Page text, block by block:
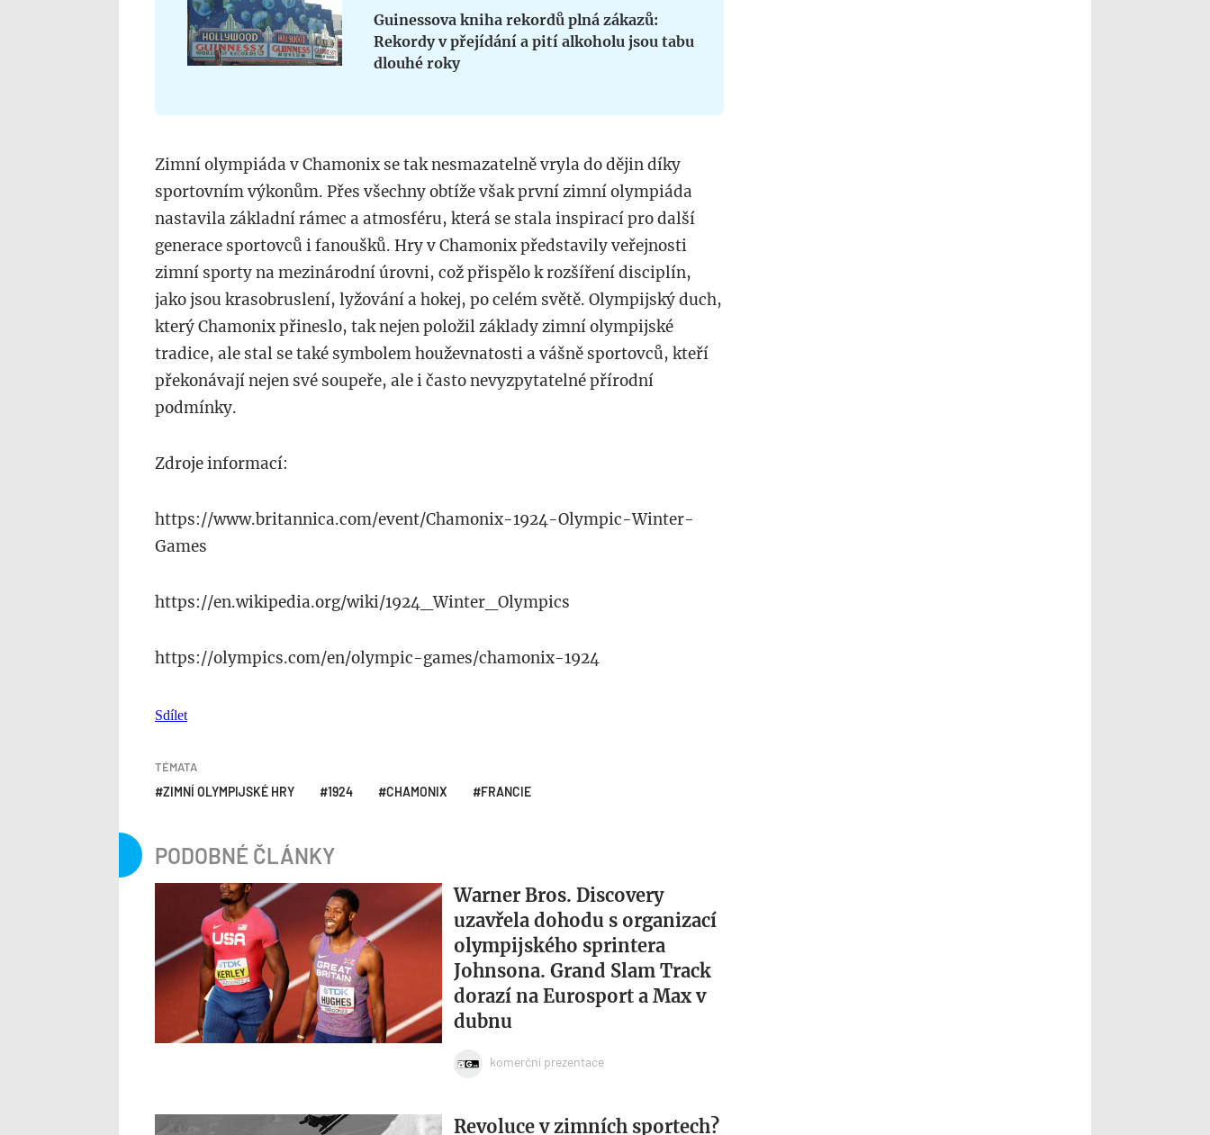
Guinessova kniha rekordů plná zákazů:
Rekordy v přejídání a pití alkoholu jsou tabu
dlouhé roky
Zimní olympiáda v Chamonix se tak nesmazatelně vryla do dějin díky
sportovním výkonům. Přes všechny obtíže však první zimní olympiáda
nastavila základní rámec a atmosféru, která se stala inspirací pro další
generace sportovců i fanoušků. Hry v Chamonix představily veřejnosti
zimní sporty na mezinárodní úrovni, což přispělo k rozšíření disciplín,
jako jsou krasobruslení, lyžování a hokej, po celém světě. Olympijský duch,
který Chamonix přineslo, tak nejen položil základy zimní olympijské
tradice, ale stal se také symbolem houževnatosti a vášně sportovců, kteří
překonávají nejen své soupeře, ale i často nevyzpytatelné přírodní
podmínky.
Zdroje informací:
https://www.britannica.com/event/Chamonix-1924-Olympic-Winter-
Games
https://en.wikipedia.org/wiki/1924_Winter_Olympics
https://olympics.com/en/olympic-games/chamonix-1924
Sdílet
TÉMATA
ZIMNÍ OLYMPIJSKÉ HRY 1924 CHAMONIX FRANCIE
PODOBNÉ ČLÁNKY
Warner Bros. Discovery
uzavřela dohodu s organizací
olympijského sprintera
Johnsona. Grand Slam Track
dorazí na Eurosport a Max v
dubnu
komerční prezentace
Revoluce v zimních sportech?